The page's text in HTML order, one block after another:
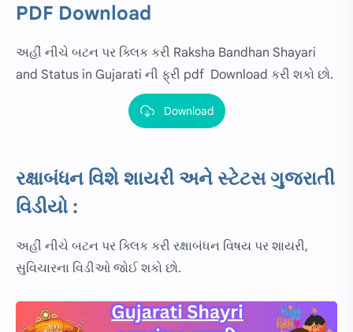
PDF Download
અહીં નીચે બટન પર ક્લિક કરી Raksha Bandhan Shayari
and Status in Gujarati ની ફ્રી pdf Download કરી શકો છો.
Download
રક્ષાબંધન વિશે શાયરી અને સ્ટેટસ ગુજરાતી
વિડીયો :
અહીં નીચે બટન પર ક્લિક કરી રક્ષાબંધન વિષય પર શાયરી,
સુવિચારના વિડીઓ જોઈ શકો છો.